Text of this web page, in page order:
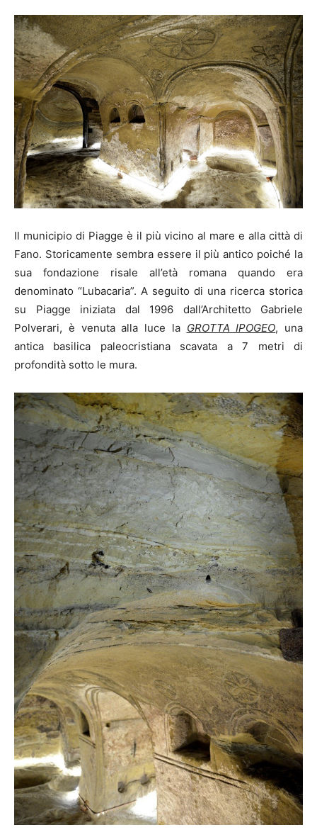
Il municipio di Piagge è il più vicino al mare e alla città di
Fano. Storicamente sembra essere il più antico poiché la
sua fondazione risale all’età romana quando era
denominato “Lubacaria”. A seguito di una ricerca storica
su Piagge iniziata dal 1996 dall’Architetto Gabriele
Polverari, è venuta alla luce la GROTTA IPOGEO, una
antica basilica paleocristiana scavata a 7 metri di
profondità sotto le mura.